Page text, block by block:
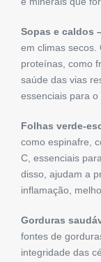
Sopas e caldos
em climas secos.
proteínas, como
saúde das vias
essenciais para o
Folhas verde-
como espinafre,
C, essenciais
disso, ajudam a
inflamação,
Gorduras
fontes de
integridade das